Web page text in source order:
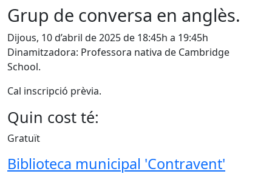
Grup de conversa en anglès.
Dijous, 10 d’abril de 2025 de 18:45h a 19:45h
Dinamitzadora: Professora nativa de Cambridge
School.
Cal inscripció prèvia.
Quin cost té:
Gratuït
Biblioteca municipal 'Contravent'